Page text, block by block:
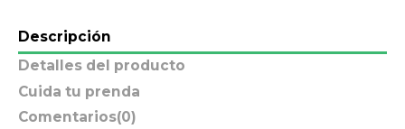
Descripción
Detalles del producto
Cuida tu prenda
Comentarios(0)